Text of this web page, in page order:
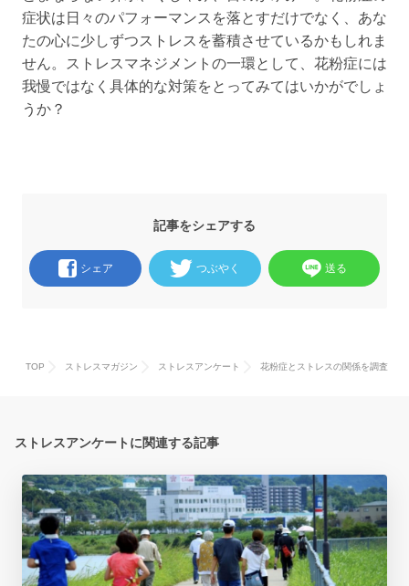
症状は日々のパフォーマンスを落とすだけでなく、あな
たの心に少しずつストレスを蓄積させているかもしれま
せん。ストレスマネジメントの一環として、花粉症には
我慢ではなく具体的な対策をとってみてはいかがでしょ
うか？
記事をシェアする
シェア つぶやく 送る
TOP ストレスマガジン ストレスアンケート 花粉症とストレスの関係を調査
ストレスアンケートに関連する記事